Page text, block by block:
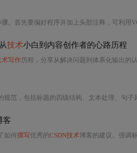
先要编好程序并加上头部注释，可利用VC++6.0或CodeBlocks进行代码排
从技术小白到内容创作者的心路历程
术写作历程，分享从解决问题到体系化输出的
规范，包括标题的四级结构、文本处理、句子风格、语言一致性、英文处理、段落原则、
客
如何撰写优秀的CSDN技术博客的建议。强调